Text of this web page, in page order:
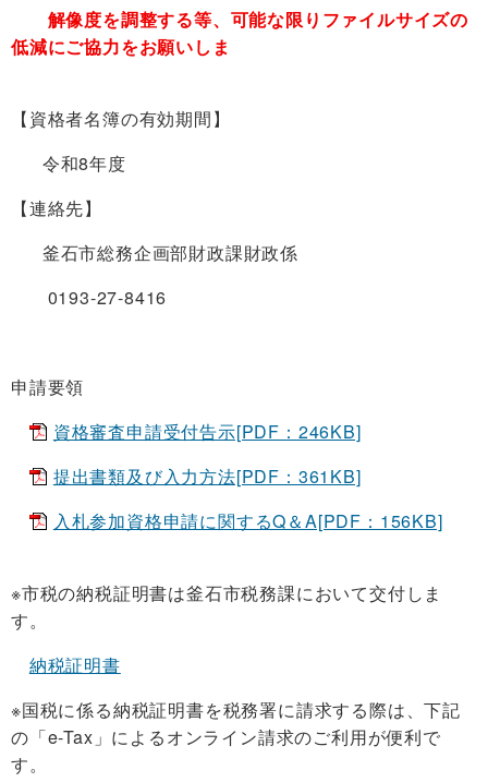
解像度を調整する等、可能な限りファイルサイズの
低減にご協力をお願いしま
【資格者名簿の有効期間】
令和8年度
【連絡先】
釜石市総務企画部財政課財政係
0193-27-8416
申請要領
資格審査申請受付告示[PDF：246KB]
提出書類及び入力方法[PDF：361KB]
入札参加資格申請に関するQ＆A[PDF：156KB]
※市税の納税証明書は釜石市税務課において交付しま
す。
納税証明書
※国税に係る納税証明書を税務署に請求する際は、下記
の「e-Tax」によるオンライン請求のご利用が便利で
す。